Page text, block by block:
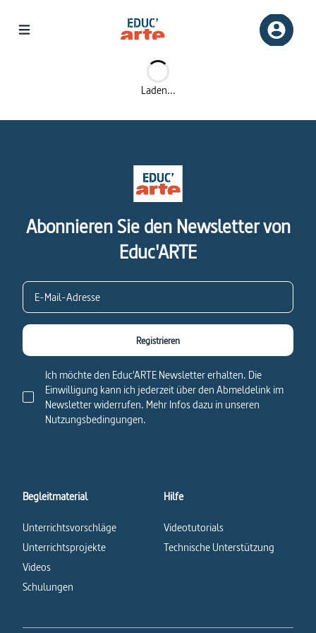
Laden...
Abonnieren Sie den Newsletter von
Educ'ARTE
Ich möchte den Educ'ARTE Newsletter erhalten. Die
Einwilligung kann ich jederzeit über den Abmeldelink im
Newsletter widerrufen. Mehr Infos dazu in unseren
Nutzungsbedingungen.
Registrieren
Begleitmaterial
Unterrichtsvorschläge
Unterrichtsprojekte
Videos
Schulungen
Hilfe
Videotutorials
Technische Unterstützung